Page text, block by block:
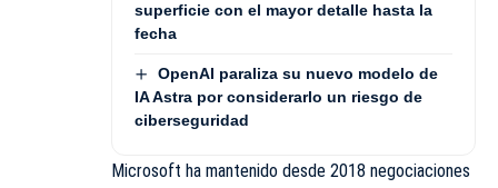
superficie con el mayor detalle hasta la
fecha
OpenAI paraliza su nuevo modelo de
IA Astra por considerarlo un riesgo de
ciberseguridad
Microsoft ha mantenido desde 2018 negociaciones